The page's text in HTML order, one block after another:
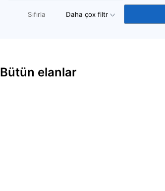
Sıfırla Daha çox filtr
Bütün elanlar